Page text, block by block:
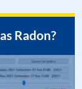
Radon?